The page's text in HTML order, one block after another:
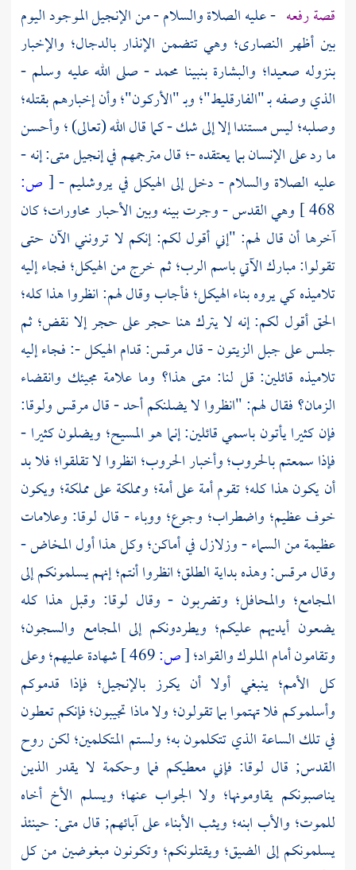
قصة رفعه - عليه الصلاة والسلام - من الإنجيل الموجود اليوم
بين أظهر النصارى؛ وهي تتضمن الإنذار بالدجال؛ والإخبار
بنزوله صعيدا؛ والبشارة بنبينا محمد- صلى الله عليه وسلم -
الذي وصفه بـ "الفارقليط"؛ وبـ "الأركون"؛ وأن إخبارهم بقتله؛
وصلبه؛ ليس مستندا إلا إلى شك - كما قال الله (تعالى) ؛ وأحسن
ما رد على الإنسان بما يعتقده -؛ قال مترجمهم في إنجيل متى: إنه -
عليه الصلاة والسلام - دخل إلى الهيكل فييروشليم-
[ ص:
468 ] وهيالقدس- وجرت بينه وبين الأحبار محاورات؛ كان
آخرها أن قال لهم: "إني أقول لكم: إنكم لا ترونني الآن حتى
تقولوا: مبارك الآتي باسم الرب؛ ثم خرج من الهيكل؛ فجاء إليه
تلاميذه كي يروه بناء الهيكل؛ فأجاب وقال لهم: انظروا هذا كله؛
الحق أقول لكم: إنه لا يترك هنا حجر على حجر إلا نقض؛ ثم
جلس علىجبل الزيتون- قالمرقس:قدام الهيكل -: فجاء إليه
تلاميذه قائلين: قل لنا: متى هذا؟ وما علامة مجيئك وانقضاء
الزمان؟ فقال لهم: "انظروا لا يضلنكم أحد - قالمرقسولوقا:
فإن كثيرا يأتون باسمي قائلين: إنما هو المسيح؛ ويضلون كثيرا -
فإذا سمعتم بالحروب؛ وأخبار الحروب؛ انظروا لا تقلقوا؛ فلا بد
أن يكون هذا كله؛ تقوم أمة على أمة؛ ومملكة على مملكة؛ ويكون
خوف عظيم؛ واضطراب؛ وجوع؛ ووباء - قال لوقا: وعلامات
عظيمة من السماء - وزلازل في أماكن؛ وكل هذا أول المخاض -
وقالمرقس:وهذه بداية الطلق؛ انظروا أنتم؛ إنهم يسلمونكم إلى
المجامع؛ والمحافل؛ وتضربون - وقال لوقا: وقبل هذا كله
يضعون أيديهم عليكم؛ ويطردونكم إلى المجامع والسجون؛
وتقامون أمام الملوك والقواد؛[ص:
شهادة عليهم؛ وعلى
كل الأمم؛ ينبغي أولا أن يكرز بالإنجيل؛ فإذا قدموكم
وأسلموكم فلا تهتموا بما تقولون؛ ولا ماذا تجيبون؛ فإنكم تعطون
في تلك الساعة الذي تتكلمون به؛ ولستم المتكلمين؛ لكن روح
القدس; قال لوقا: فإني معطيكم فما وحكمة لا يقدر الذين
يناصبونكم يقاومونها؛ ولا الجواب عنها؛ ويسلم الأخ أخاه
للموت؛ والأب ابنه؛ ويثب الأبناء على آبائهم; قالمتى: حينئذ
يسلمونكم إلى الضيق؛ ويقتلونكم؛ وتكونون مبغوضين من كل